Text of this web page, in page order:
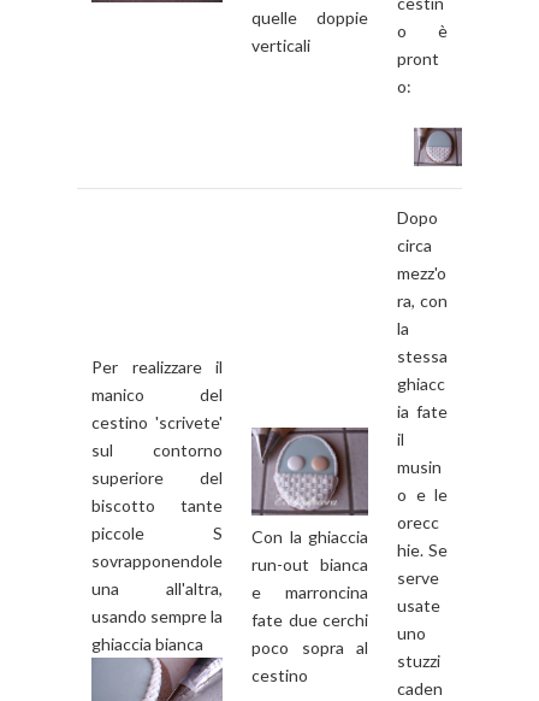
quelle doppie
verticali
o è
pront
o:
Per realizzare il
manico del
cestino 'scrivete'
sul contorno
superiore del
biscotto tante
piccole S
sovrapponendole
una all'altra,
usando sempre la
ghiaccia bianca
Con la ghiaccia
run-out bianca
e marroncina
fate due cerchi
poco sopra al
cestino
Dopo
circa
mezz'o
ra, con
la
stessa
ghiacc
ia fate
il
musin
o e le
orecc
hie. Se
serve
usate
uno
stuzzi
caden